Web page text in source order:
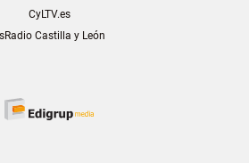
CyLTV.es
Castilla y León